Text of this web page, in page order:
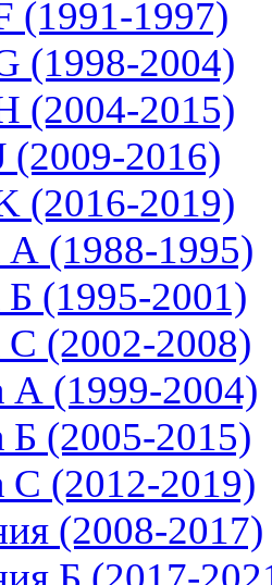
(1991-1997)
(1998-2004)
(2004-2015)
(2009-2016)
(2016-2019)
А (1988-1995)
Б (1995-2001)
С (2002-2008)
А (1999-2004)
Б (2005-2015)
С (2012-2019)
(2008-2017)